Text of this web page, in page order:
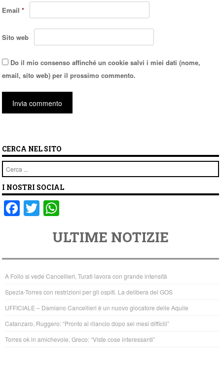
Email*
Sito web
Do il mio consenso affinché un cookie salvi i miei dati (nome,
email, sito web) per il prossimo commento.
CERCA NEL SITO
Cerca
I NOSTRI SOCIAL
F
a
e
b
o
o
k
T
wi
er
at
s
A
p
p
ULTIME NOTIZIE
A Follo si vede Cancellieri, Turati lavora con grande intensità
Spezia-Torres con restrizioni per gli ospiti. La delibera del GOS
UFFICIALE – Damiano Cancellieri è un nuovo giocatore delle Aquile
Catanzaro, Ruggero: “Pronto al rilancio dopo sei mesi difficili”
Torres ok in amichevole, Greco: “Viste cose interessanti”